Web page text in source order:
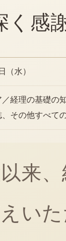
く感
（水）
経理の基礎の
その他すべて
来
い